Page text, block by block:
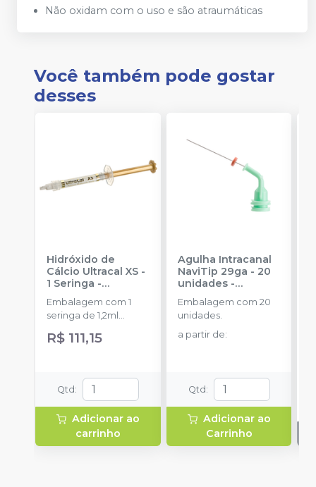
Não oxidam com o uso e são atraumáticas
Você também pode gostar
desses
Hidróxido de
Cálcio Ultracal XS -
1 Seringa -
ULTRADENT
Embalagem com 1
seringa de 1,2ml
R$ 111,15
Qtd :
Adicionar ao
carrinho
Agulha Intracanal
NaviTip 29ga - 20
unidades-
ULTRADENT
Embalagem com 20
unidades.
a partir de:
Qtd :
Adicionar ao
Carrinho